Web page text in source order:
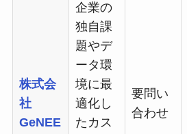
株式会
社
GeNEE
企業の
独自課
題やデ
ータ環
境に最
適化し
たカス
要問い
合わせ